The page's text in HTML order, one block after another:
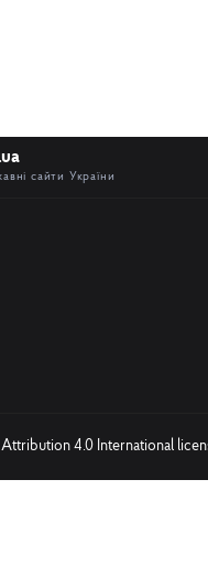
сайти України
4.0 International